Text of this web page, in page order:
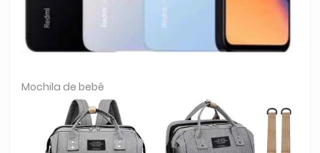
Mochila de bebê